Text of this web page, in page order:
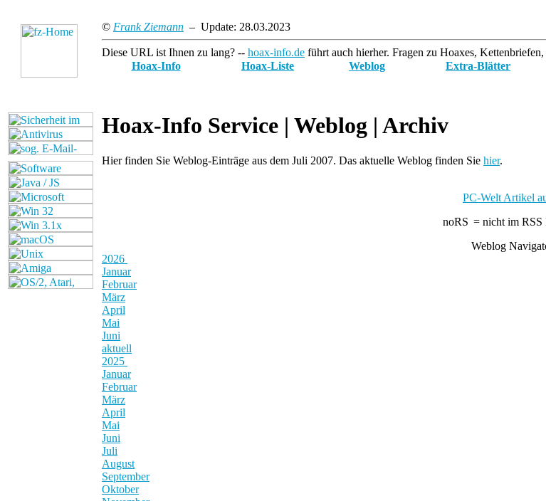
© Frank Ziemann – Update: 28.03.2023
Diese URL ist Ihnen zu lang? -- hoax-info.de führt auch hierher. Fragen zu Hoaxes,
Hoax-Info
Hoax-Liste Weblog Extra-Blätter
Hoax-Info Service | Weblog | Archiv
Hier finden Sie Weblog-Einträge aus dem Juli 2007. Das aktuelle Weblog finden Sie hier.
PC-Welt Artikel
= nicht im RSS
Weblog
2026
Januar
Februar
März
April
Mai
Juni
aktuell
2025
Januar
Februar
März
April
Mai
Juni
Juli
August
September
Oktober